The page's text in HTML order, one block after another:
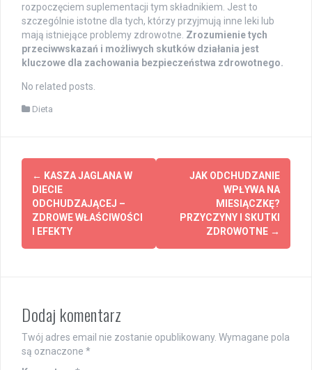
rozpoczęciem suplementacji tym składnikiem. Jest to
szczególnie istotne dla tych, którzy przyjmują inne leki lub
mają istniejące problemy zdrowotne. Zrozumienie tych
przeciwwskazań i możliwych skutków działania jest
kluczowe dla zachowania bezpieczeństwa zdrowotnego.
No related posts.
Dieta
Post
navigation
← KASZA JAGLANA W
DIECIE
ODCHUDZAJĄCEJ –
ZDROWE WŁAŚCIWOŚCI
I EFEKTY
JAK ODCHUDZANIE
WPŁYWA NA
MIESIĄCZKĘ?
PRZYCZYNY I SKUTKI
ZDROWOTNE →
Dodaj komentarz
Twój adres email nie zostanie opublikowany. Wymagane pola
są oznaczone *